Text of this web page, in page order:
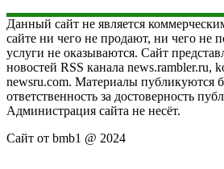
Данный сайт не является
сайте ни чего не продают, ни чего не
услуги не оказываются. Сайт
новостей RSS канала news.rambler.ru,
newsru.com. Материалы публикуются
ответственность за достоверность
Администрация сайта не несёт.
Сайт от bmb1 @ 2024